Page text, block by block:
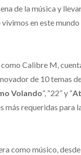
de la música y
en este
Calibre M,
de 10 temas
Volando”, “22” y “
más requeridas para
como músico,